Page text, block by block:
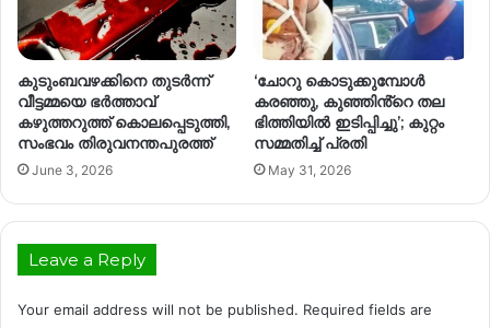
കുടുംബവഴക്കിനെ തുടര്‍ന്ന്
വീട്ടമ്മയെ ഭര്‍ത്താവ്
കഴുത്തറുത്ത് കൊലപ്പെടുത്തി,
സംഭവം തിരുവനന്തപുരത്ത്
June 3, 2026
‘ചോറു കൊടുക്കുമ്പോൾ
കരഞ്ഞു, കുഞ്ഞിൻ്റെ തല
ഭിത്തിയിൽ ഇടിപ്പിച്ചു’; കുറ്റം
സമ്മതിച്ച് പ്രതി
May 31, 2026
Leave a Reply
Your email address will not be published. Required fields are